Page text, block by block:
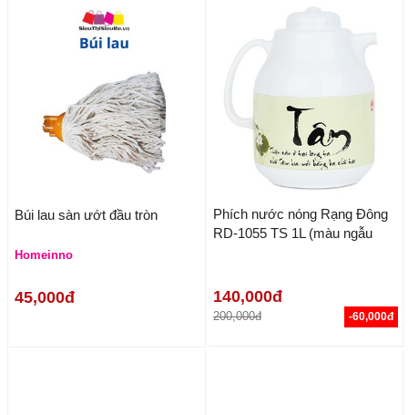
Búi lau sàn ướt đầu tròn
Homeinno
45,000đ
Phích nước nóng Rạng Đông
RD-1055 TS 1L (màu ngẫu
140,000đ
200,000đ -60,000đ